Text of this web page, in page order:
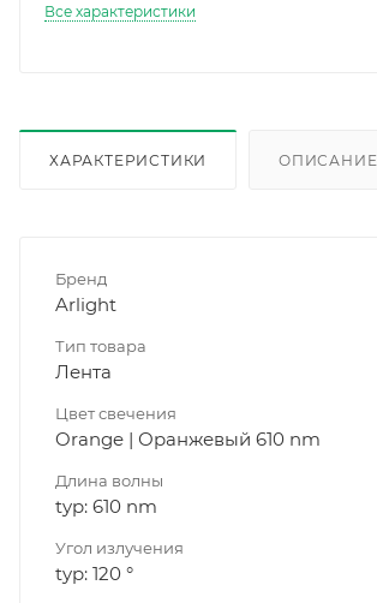
Все характеристики
ХАРАКТЕРИСТИКИ ОПИСАНИЕ
Бренд
Arlight
Тип товара
Лента
Цвет свечения
Orange | Оранжевый 610 nm
Длина волны
typ: 610 nm
Угол излучения
typ: 120 °